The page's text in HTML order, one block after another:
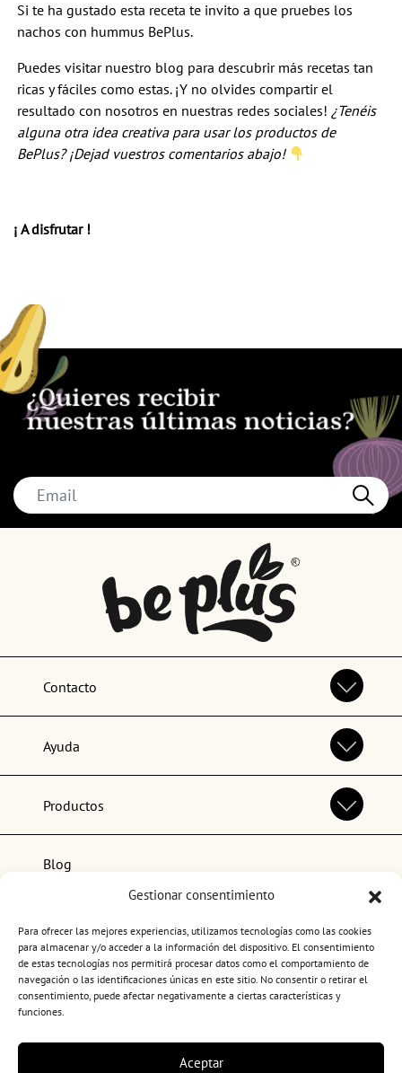
Gestionar consentimiento
Para ofrecer las mejores experiencias, utilizamos tecnologías como las cookies
para almacenar y/o acceder a la información del dispositivo. El consentimiento
de estas tecnologías nos permitirá procesar datos como el comportamiento de
navegación o las identificaciones únicas en este sitio. No consentir o retirar el
consentimiento, puede afectar negativamente a ciertas características y
funciones.
Aceptar
Si te ha gustado esta receta te invito a que pruebes los
nachos con hummus BePlus.
Puedes visitar nuestro blog para descubrir más recetas tan
ricas y fáciles como estas. ¡Y no olvides compartir el
resultado con nosotros en nuestras redes sociales! ¿Tenéis
alguna otra idea creativa para usar los productos de
BePlus? ¡Dejad vuestros comentarios abajo!
¡ A disfrutar !
Contacto
Ayuda
Productos
Blog
Lo más popular